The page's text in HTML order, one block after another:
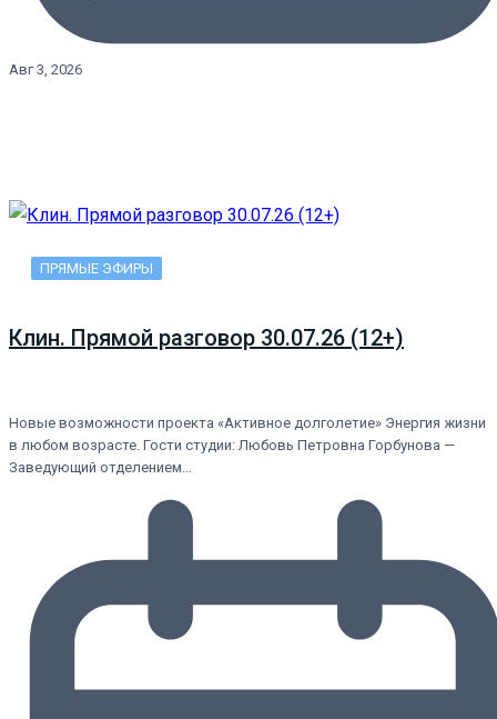
Авг 3, 2026
ПРЯМЫЕ ЭФИРЫ
Клин. Прямой разговор 30.07.26 (12+)
Новые возможности проекта «Активное долголетие» Энергия жизни
в любом возрасте. Гости студии: Любовь Петровна Горбунова —
Заведующий отделением…